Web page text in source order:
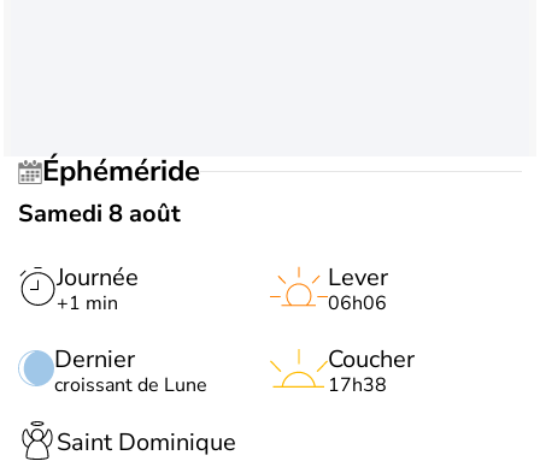
Éphéméride
Samedi 8 août
Journée
+1 min
Dernier
croissant de Lune
Lever
06h06
Coucher
17h38
Saint Dominique